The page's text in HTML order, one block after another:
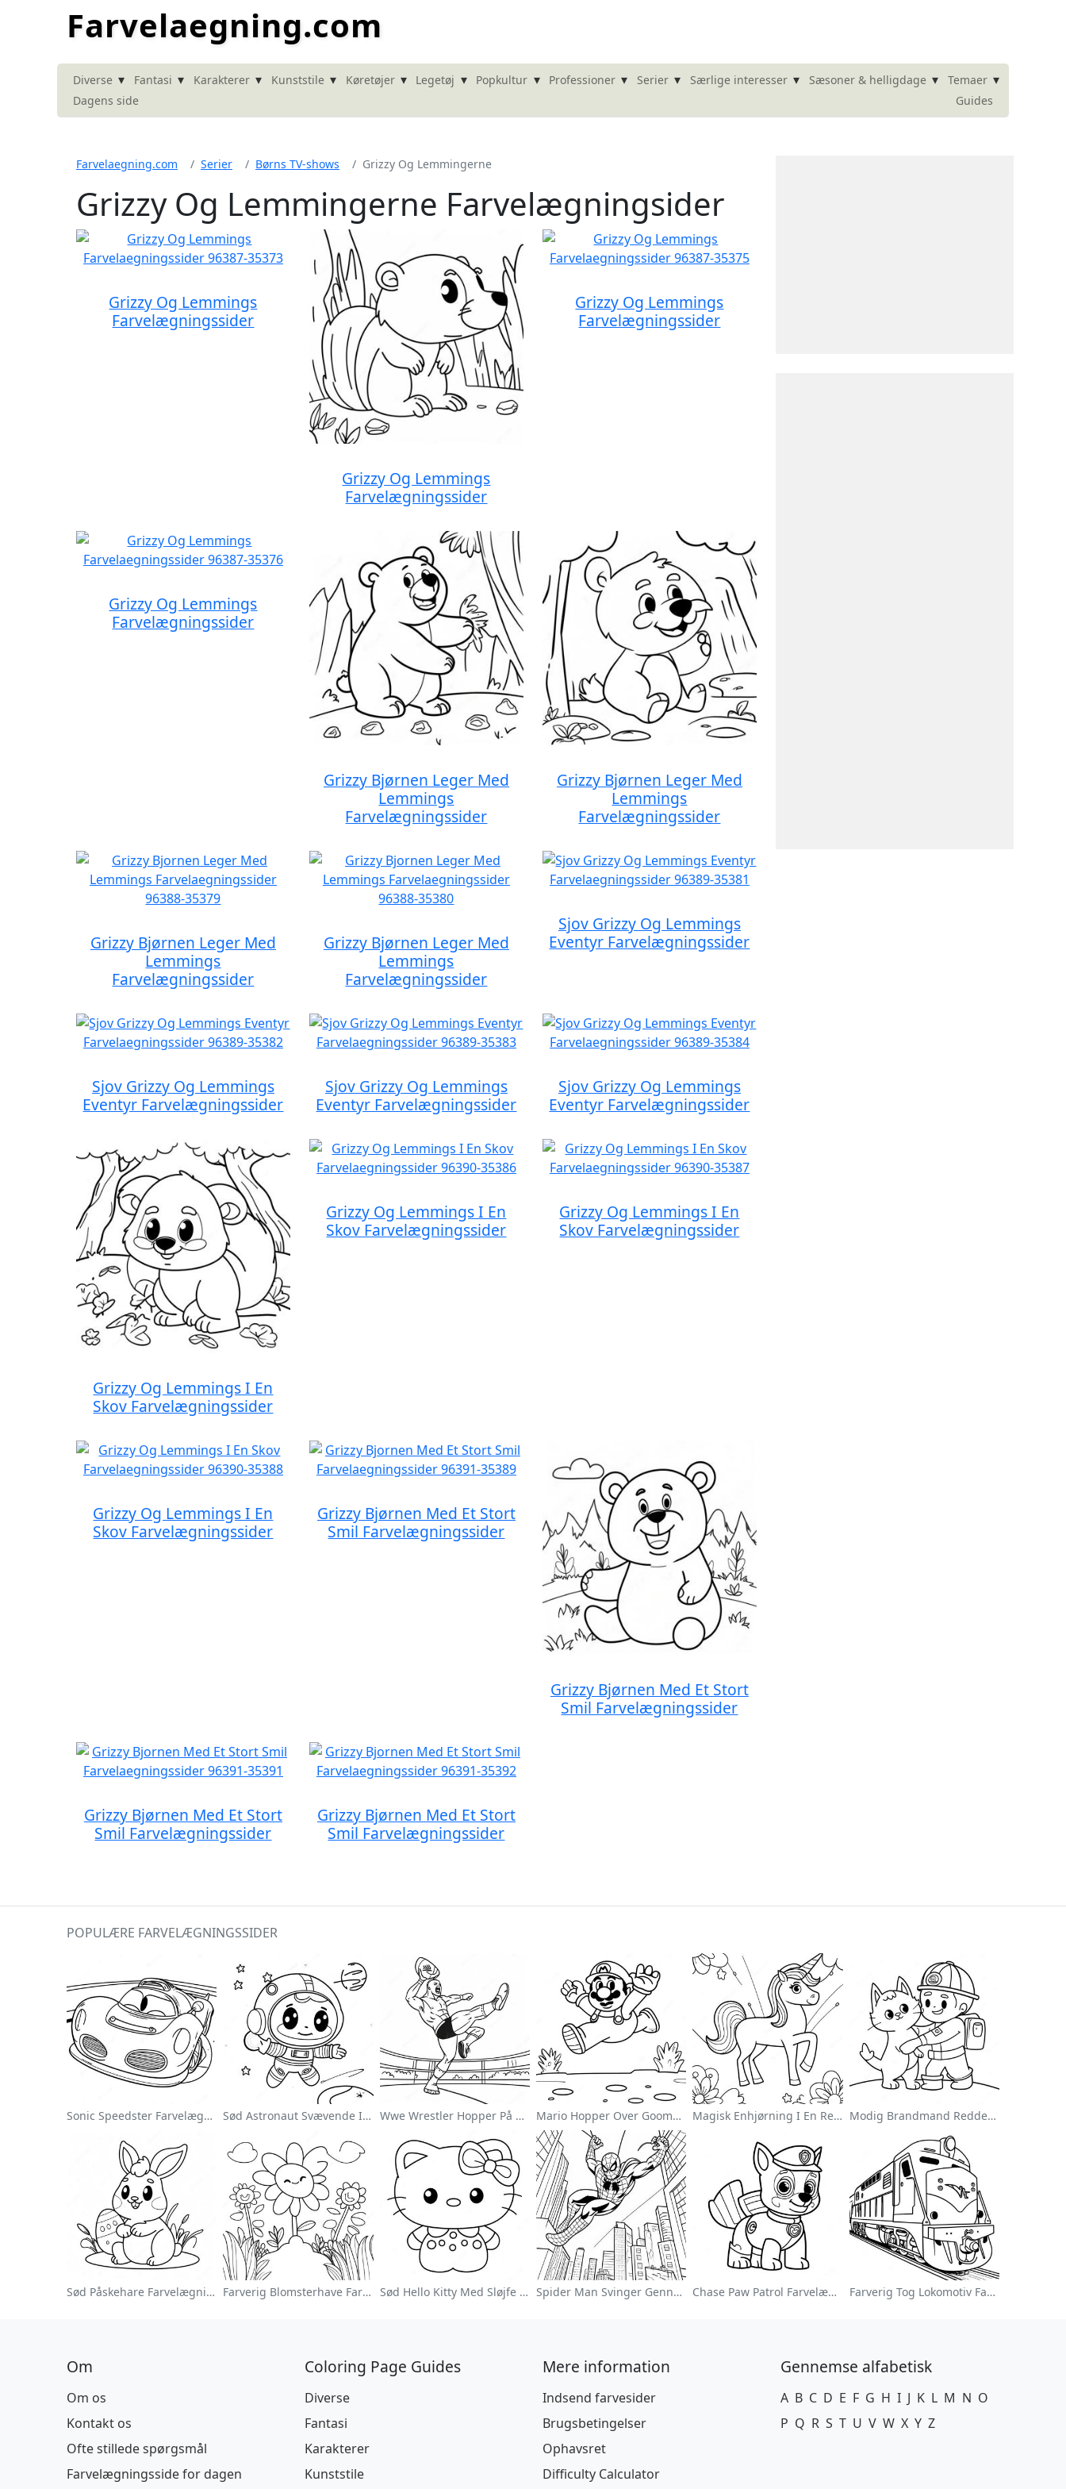
Farvelaegning.com
Diverse ▾ Fantasi ▾ Karakterer ▾ Kunststile ▾ Køretøjer ▾ Legetøj ▾ Popkultur ▾ Professioner ▾ Serier ▾ Særlige interesser ▾ Sæsoner & helligdage ▾ Temaer ▾
Dagens side Guides
Farvelaegning.com Serier Børns TV-shows Grizzy Og Lemmingerne
Grizzy Og Lemmingerne Farvelægningsider
Grizzy Og Lemmings
Farvelægningssider
Grizzy Og Lemmings
Farvelægningssider
Grizzy Og Lemmings
Farvelægningssider
Grizzy Og Lemmings
Farvelægningssider
Grizzy Bjørnen Leger Med
Lemmings
Farvelægningssider
Grizzy Bjørnen Leger Med
Lemmings
Farvelægningssider
Grizzy Bjørnen Leger Med
Lemmings
Farvelægningssider
Grizzy Bjørnen Leger Med
Lemmings
Farvelægningssider
Sjov Grizzy Og Lemmings
Eventyr Farvelægningssider
Sjov Grizzy Og Lemmings
Eventyr Farvelægningssider
Sjov Grizzy Og Lemmings
Eventyr Farvelægningssider
Sjov Grizzy Og Lemmings
Eventyr Farvelægningssider
Grizzy Og Lemmings I En
Skov Farvelægningssider
Grizzy Og Lemmings I En
Skov Farvelægningssider
Grizzy Og Lemmings I En
Skov Farvelægningssider
Grizzy Og Lemmings I En
Skov Farvelægningssider
Grizzy Bjørnen Med Et Stort
Smil Farvelægningssider
Grizzy Bjørnen Med Et Stort
Smil Farvelægningssider
Grizzy Bjørnen Med Et Stort
Smil Farvelægningssider
Grizzy Bjørnen Med Et Stort
Smil Farvelægningssider
POPULÆRE FARVELÆGNINGSSIDER
Sonic Speedster Farvelægningsside Sød Astronaut Svævende I Rummet Farvelægningsside Wwe Wrestler Hopper På Modstander Farvelægningsside Mario Hopper Over Goombas Farvelægningsside Magisk Enhjørning I En Regnbue Farvelægningsside Modig Brandmand Redder En Kat Farvelægningsside
Sød Påskehare Farvelægningsside Farverig Blomsterhave Farvelægningsside Sød Hello Kitty Med Sløjfe Farvelægningsside Spider Man Svinger Gennem Byen Farvelægningsside Chase Paw Patrol Farvelægningsside Farverig Tog Lokomotiv Farvelægningsside
Om
Om os
Kontakt os
Ofte stillede spørgsmål
Farvelægningsside for dagen
Coloring Page Guides
Diverse
Fantasi
Karakterer
Kunststile
Mere information
Indsend farvesider
Brugsbetingelser
Ophavsret
Difficulty Calculator
Gennemse alfabetisk
A B C D E F G H I J K L M N O
P Q R S T U V W X Y Z